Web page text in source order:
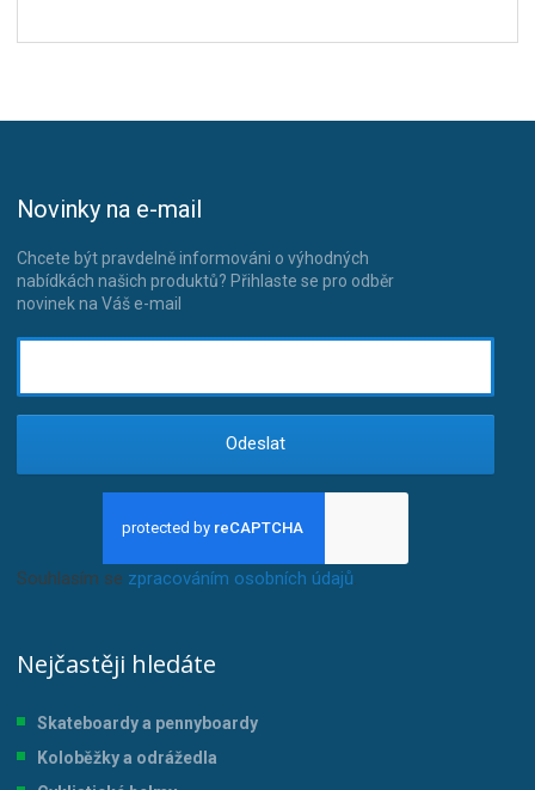
Novinky na e-mail
Chcete být pravdelně informováni o výhodných
nabídkách našich produktů? Přihlaste se pro odběr
novinek na Váš e-mail
Odeslat
Souhlasím se zpracováním osobních údajů.
Nejčastěji hledáte
Skateboardy a pennyboardy
Koloběžky a odrážedla